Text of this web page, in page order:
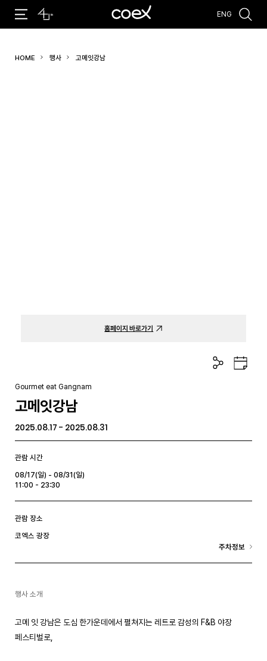
#코엑스 전시 #행사
ENG
HOME 행사 고메잇강남
홈페이지 바로가기
공
유
구
글
Gourmet eat Gangnam
고메잇강남
2025.08.17 - 2025.08.31
관람 시간
08/17(일) - 08/31(일)
11:00 - 23:30
관람 장소
코엑스 광장
주차정보
행사 소개
고메 잇 강남은 도심 한가운데에서 펼쳐지는 레트로 감성의 F&B 야장
페스티벌로,